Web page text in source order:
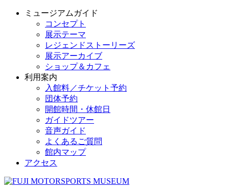
ミュージアムガイド
コンセプト
展示テーマ
レジェンドストーリーズ
展示アーカイブ
ショップ＆カフェ
利用案内
入館料／チケット予約
団体予約
開館時間・休館日
ガイドツアー
音声ガイド
よくあるご質問
館内マップ
アクセス